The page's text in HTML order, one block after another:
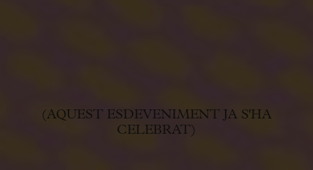
(AQUEST ESDEVENIMENT JA S'HA
CELEBRAT)